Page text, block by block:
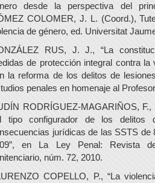
desde la perspectiva del
COLOMER, J. L. (Coord.),
de género, ed. Universitat
RUS, J. J., “La
de protección integral contra la
la reforma de los delitos de
penales en homenaje al
RODRÍGUEZ-MAGARIÑOS, F.,
tipo configurador de los delitos
jurídicas de las SSTS de
en La Ley Penal: Revista
núm. 72, 2010.
COPELLO, P., “La